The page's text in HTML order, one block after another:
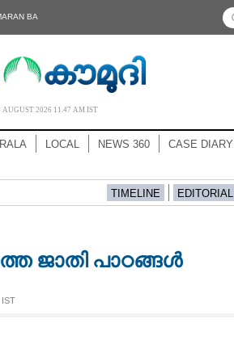
BA
AUGUST 2026 11.47 AM IST
LOCAL NEWS 360 CASE DIARY
TIMELINE EDITORIAL
ജാതി പാഠങ്ങൾ
IST